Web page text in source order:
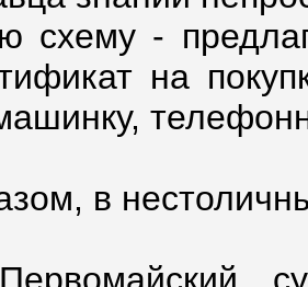
схему -
на
в